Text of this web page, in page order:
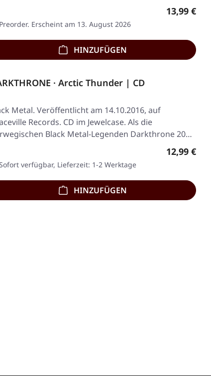
Regulärer
13,99 €
Preorder. Erscheint am 13. August 2026
HINZUFÜGEN
· Arctic Thunder | CD
Metal. Veröffentlicht am 14.10.2016, auf
Records. CD im Jewelcase. Als die
Black Metal-Legenden Darkthrone 2016
Regulärer
12,99 €
verfügbar, Lieferzeit: 1-2 Werktage
HINZUFÜGEN